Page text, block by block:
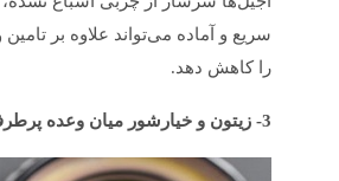
سریع و آماده می‌تواند علاوه بر
را کاهش دهد.
3- زیتون و خیارشور میان وعده پرطرفدار